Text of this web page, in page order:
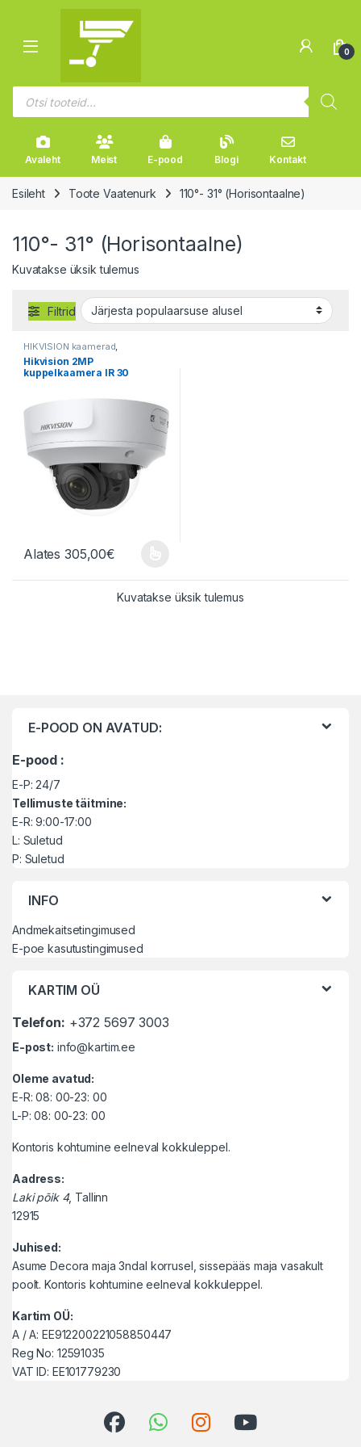
Open 0
Products search
Avaleht Meist E-pood Blogi Kontakt
Esileht Toote Vaatenurk 110°- 31° (Horisontaalne)
110°- 31° (Horisontaalne)
Kuvatakse üksik tulemus
Filtrid
HIKVISION kaamerad,
Valvekaamerad
Hikvision 2MP
kuppelkaamera IR 30
Alates305,00€
Sellel tootel on mitu varianti. Valikuid saab teha tootelehel.
Kuvatakse üksik tulemus
E-POOD ON AVATUD:
E-pood :
E-P: 24/7
Tellimuste täitmine:
E-R: 9:00-17:00
L: Suletud
P: Suletud
INFO
Andmekaitsetingimused
E-poe kasutustingimused
KARTIM OÜ
Telefon: +372 5697 3003
E-post: info@kartim.ee
Oleme avatud:
E-R: 08: 00-23: 00
L-P: 08: 00-23: 00
Kontoris kohtumine eelneval kokkuleppel.
Aadress:
Laki põik 4, Tallinn
12915
Juhised:
Asume Decora maja 3ndal korrusel, sissepääs maja vasakult
poolt. Kontoris kohtumine eelneval kokkuleppel.
Kartim OÜ:
A / A: EE912200221058850447
Reg No: 12591035
VAT ID: EE101779230